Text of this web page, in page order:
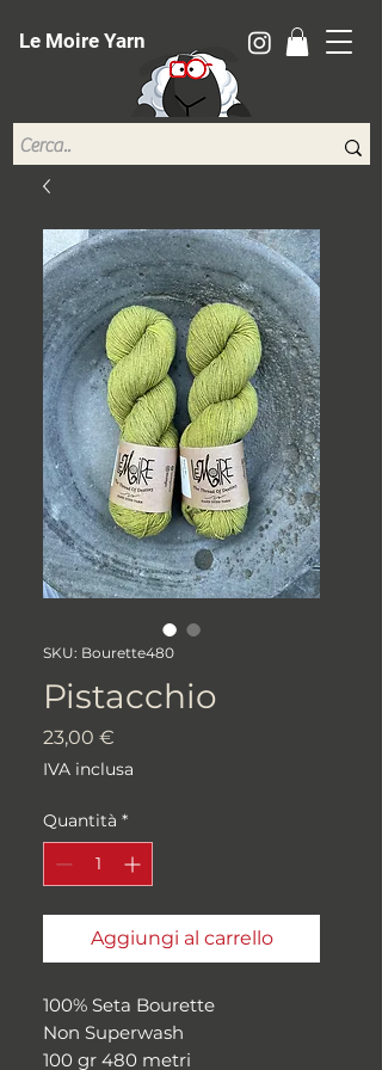
Le Moire Yarn
SKU: Bourette480
Pistacchio
23,00 €
IVA inclusa
Quantità *
Aggiungi al carrello
100% Seta Bourette
Non Superwash
100 gr 480 metri